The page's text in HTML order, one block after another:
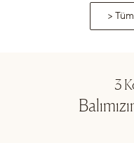
>
3